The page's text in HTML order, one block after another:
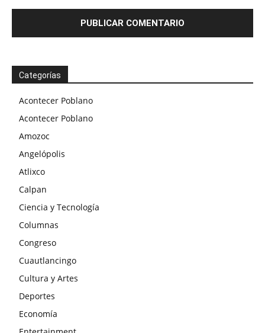
Categorías
Acontecer Poblano
Acontecer Poblano
Amozoc
Angelópolis
Atlixco
Calpan
Ciencia y Tecnología
Columnas
Congreso
Cuautlancingo
Cultura y Artes
Deportes
Economía